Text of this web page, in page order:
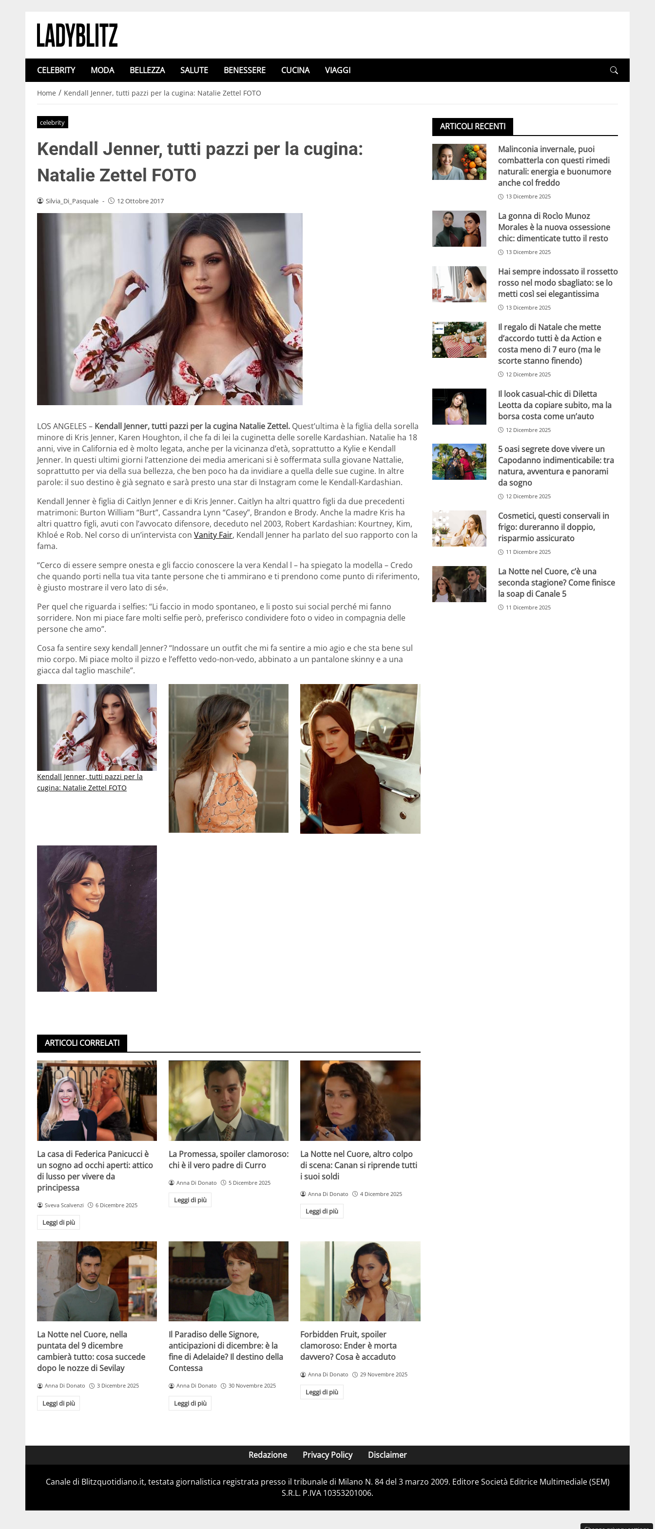
CELEBRITY MODA BELLEZZA SALUTE BENESSERE CUCINA VIAGGI
Home / Kendall Jenner, tutti pazzi per la cugina: Natalie Zettel FOTO
celebrity
Kendall Jenner, tutti pazzi per la cugina:
Natalie Zettel FOTO
Silvia_Di_Pasquale - 12 Ottobre 2017
LOS ANGELES – Kendall Jenner, tutti pazzi per la cugina Natalie Zettel. Quest’ultima è la figlia della sorella
minore di Kris Jenner, Karen Houghton, il che fa di lei la cuginetta delle sorelle Kardashian. Natalie ha 18
anni, vive in California ed è molto legata, anche per la vicinanza d’età, soprattutto a Kylie e Kendall
Jenner. In questi ultimi giorni l’attenzione dei media americani si è soffermata sulla giovane Nattalie,
soprattutto per via della sua bellezza, che ben poco ha da invidiare a quella delle sue cugine. In altre
parole: il suo destino è già segnato e sarà presto una star di Instagram come le Kendall-Kardashian.
Kendall Jenner è figlia di Caitlyn Jenner e di Kris Jenner. Caitlyn ha altri quattro figli da due precedenti
matrimoni: Burton William “Burt”, Cassandra Lynn “Casey”, Brandon e Brody. Anche la madre Kris ha
altri quattro figli, avuti con l’avvocato difensore, deceduto nel 2003, Robert Kardashian: Kourtney, Kim,
Khloé e Rob. Nel corso di un’intervista con Vanity Fair, Kendall Jenner ha parlato del suo rapporto con la
fama.
“Cerco di essere sempre onesta e gli faccio conoscere la vera Kendal l – ha spiegato la modella – Credo
che quando porti nella tua vita tante persone che ti ammirano e ti prendono come punto di riferimento,
è giusto mostrare il vero lato di sé».
Per quel che riguarda i selfies: “Li faccio in modo spontaneo, e li posto sui social perché mi fanno
sorridere. Non mi piace fare molti selfie però, preferisco condividere foto o video in compagnia delle
persone che amo”.
Cosa fa sentire sexy kendall Jenner? “Indossare un outfit che mi fa sentire a mio agio e che sta bene sul
mio corpo. Mi piace molto il pizzo e l’effetto vedo-non-vedo, abbinato a un pantalone skinny e a una
giacca dal taglio maschile”.
Kendall Jenner, tutti pazzi per la
cugina: Natalie Zettel FOTO
ARTICOLI CORRELATI
La casa di Federica Panicucci è
un sogno ad occhi aperti: attico
di lusso per vivere da
principessa
Sveva Scalvenzi 6 Dicembre 2025
Leggi di più
La Promessa, spoiler clamoroso:
chi è il vero padre di Curro
Anna Di Donato 5 Dicembre 2025
Leggi di più
La Notte nel Cuore, altro colpo
di scena: Canan si riprende tutti
i suoi soldi
Anna Di Donato 4 Dicembre 2025
Leggi di più
La Notte nel Cuore, nella
puntata del 9 dicembre
cambierà tutto: cosa succede
dopo le nozze di Sevilay
Anna Di Donato 3 Dicembre 2025
Leggi di più
Il Paradiso delle Signore,
anticipazioni di dicembre: è la
fine di Adelaide? Il destino della
Contessa
Anna Di Donato 30 Novembre 2025
Leggi di più
Forbidden Fruit, spoiler
clamoroso: Ender è morta
davvero? Cosa è accaduto
Anna Di Donato 29 Novembre 2025
Leggi di più
ARTICOLI RECENTI
Malinconia invernale, puoi
combatterla con questi rimedi
naturali: energia e buonumore
anche col freddo
13 Dicembre 2025
La gonna di Rocìo Munoz
Morales è la nuova ossessione
chic: dimenticate tutto il resto
13 Dicembre 2025
Hai sempre indossato il rossetto
rosso nel modo sbagliato: se lo
metti così sei elegantissima
13 Dicembre 2025
Il regalo di Natale che mette
d’accordo tutti è da Action e
costa meno di 7 euro (ma le
scorte stanno finendo)
12 Dicembre 2025
Il look casual-chic di Diletta
Leotta da copiare subito, ma la
borsa costa come un’auto
12 Dicembre 2025
5 oasi segrete dove vivere un
Capodanno indimenticabile: tra
natura, avventura e panorami
da sogno
12 Dicembre 2025
Cosmetici, questi conservali in
frigo: dureranno il doppio,
risparmio assicurato
11 Dicembre 2025
La Notte nel Cuore, c’è una
seconda stagione? Come finisce
la soap di Canale 5
11 Dicembre 2025
Redazione Privacy Policy Disclaimer
Canale di Blitzquotidiano.it, testata giornalistica registrata presso il tribunale di Milano N. 84 del 3 marzo 2009. Editore Società Editrice Multimediale (SEM)
S.R.L. P.IVA 10353201006.